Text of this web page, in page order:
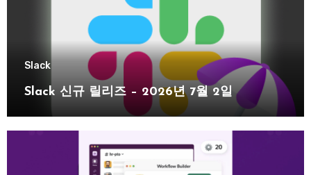
Slack
Slack 신규 릴리즈 – 2026년 7월 2일